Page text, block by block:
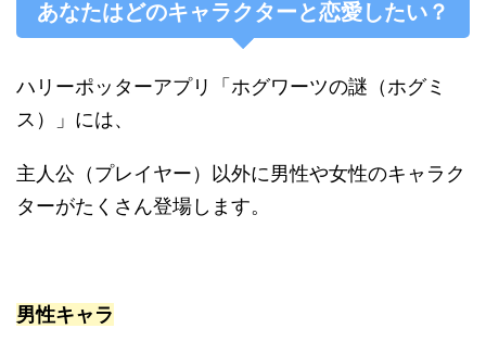
あなたはどのキャラクターと恋愛したい？
ハリーポッターアプリ「ホグワーツの謎（ホグミ
ス）」には、
主人公（プレイヤー）以外に男性や女性のキャラク
ターがたくさん登場します。
男性キャラ